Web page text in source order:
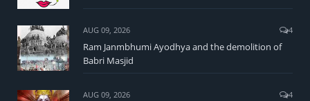
AUG 09, 2026 4
Ram Janmbhumi Ayodhya and the demolition of
Babri Masjid
AUG 09, 2026 4